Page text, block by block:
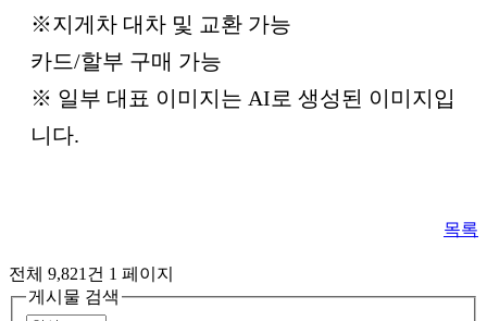
※지게차 대차 및 교환 가능
카드/할부 구매 가능
※ 일부 대표 이미지는 AI로 생성된 이미지입
니다.
목록
전체 9,821건 1 페이지
게시물 검색